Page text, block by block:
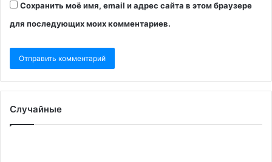
Сохранить моё имя, email и адрес сайта в этом браузере
для последующих моих комментариев.
Случайные